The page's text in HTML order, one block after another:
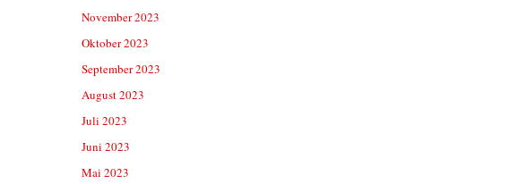
November 2023
Oktober 2023
September 2023
August 2023
Juli 2023
Juni 2023
Mai 2023